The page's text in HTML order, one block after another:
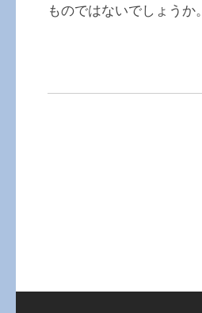
ものではないでしょうか。